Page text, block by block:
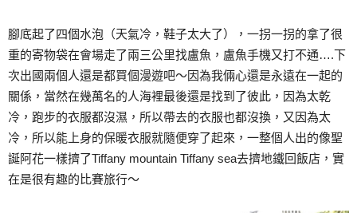
腳底起了四個水泡（天氣冷，鞋子太大了），一拐一拐的拿了很
重的寄物袋在會場走了兩三公里找盧魚，盧魚手機又打不通….下
次出國兩個人還是都買個漫遊吧～因為我倆心還是永遠在一起的
關係，當然在幾萬名的人海裡最後還是找到了彼此，因為太乾
冷，跑步的衣服都沒濕，所以帶去的衣服也都沒換，又因為太
冷，所以能上身的保暖衣服就隨便穿了起來，一整個人出的像聖
誕阿花一樣擠了Tiffany mountain Tiffany sea去擠地鐵回飯店，實
在是很有趣的比賽旅行～